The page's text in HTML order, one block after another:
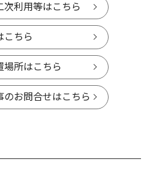
次利用等はこちら
こちら
場所はこちら
のお問合せはこちら